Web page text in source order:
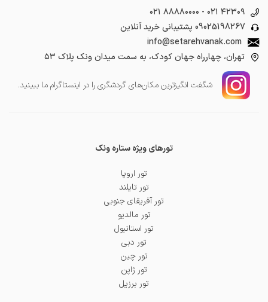
۰۲۱ ۸۸۸۸۰۰۰۰ - ۰۲۱ ۴۲۳۰۹
09025198267 پشتیبانی خرید آنلاین
info@setarehvanak.com
تهران، چهارراه جهان کودک، به سمت میدان ونک پلاک ۵۳
شگفت انگیز‌ترین مکان‌های گردشگری را در اینستاگرام ما ببینید.
تورهای ویژه ستاره ونک
تور اروپا
تور تایلند
تور آفریقای جنوبی
تور مالدیو
تور استانبول
تور دبی
تور چین
تور ژاپن
تور برزیل